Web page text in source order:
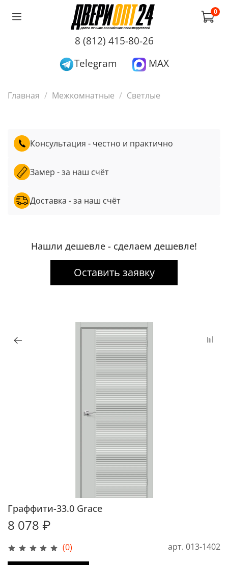
0
8 (812) 415-80-26
Telegram
MAX
Главная Межкомнатные Светлые
Консультация - честно и практично
Замер - за наш счёт
Доставка - за наш счёт
Нашли дешевле - сделаем дешевле!
Оставить заявку
(0) арт. 013-1402
Граффити-33.0 Grace
8 078 ₽